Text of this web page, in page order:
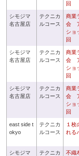
回
シモジマ
名古屋店
テクニカ
ルコース
商業
会
シ
回
シモジマ
名古屋店
テクニカ
ルコース
商業
会
シ
回
シモジマ
名古屋店
テクニカ
ルコース
商業
会
シ
回
east side t
okyo
テクニカ
ルコース
１枚
れる
シモジマ
テクニカ
不織